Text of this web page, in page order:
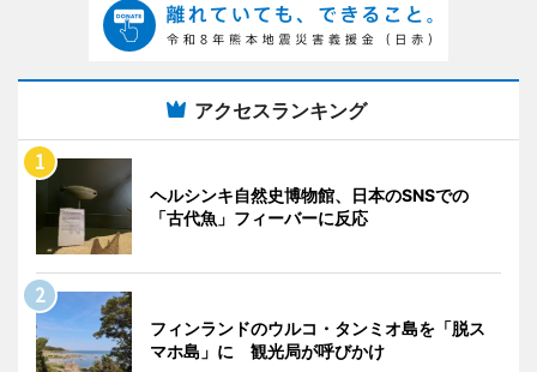
アクセスランキング
ヘルシンキ自然史博物館、日本のSNSでの
「古代魚」フィーバーに反応
フィンランドのウルコ・タンミオ島を「脱ス
マホ島」に 観光局が呼びかけ